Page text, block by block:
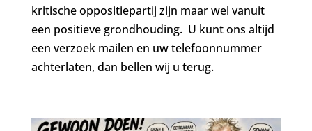
kritische oppositiepartij zijn maar wel vanuit
een positieve grondhouding. U kunt ons altijd
een verzoek mailen en uw telefoonnummer
achterlaten, dan bellen wij u terug.